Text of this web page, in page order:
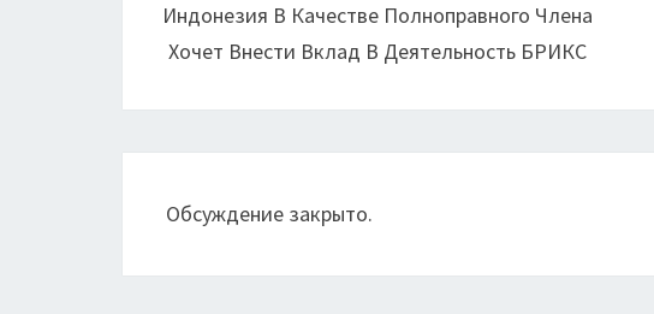
записям
Индонезия В Качестве Полноправного Члена
Хочет Внести Вклад В Деятельность БРИКС
Обсуждение закрыто.